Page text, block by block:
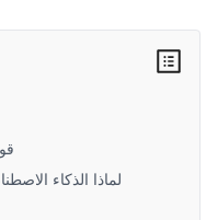
لماذا الذكاء